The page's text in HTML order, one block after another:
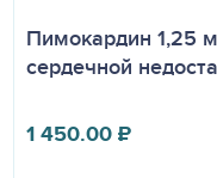
Пимокардин 1,25
сердечной
1 450.00₽